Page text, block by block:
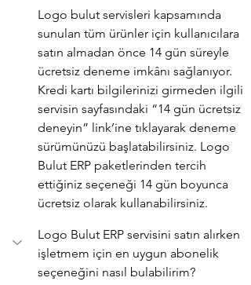
Logo bulut servisleri kapsamında
sunulan tüm ürünler için kullanıcılara
satın almadan önce 14 gün süreyle
ücretsiz deneme imkânı sağlanıyor.
Kredi kartı bilgilerinizi girmeden ilgili
servisin sayfasındaki “14 gün ücretsiz
deneyin” link’ine tıklayarak deneme
sürümünüzü başlatabilirsiniz. Logo
Bulut ERP paketlerinden tercih
ettiğiniz seçeneği 14 gün boyunca
ücretsiz olarak kullanabilirsiniz.
Logo Bulut ERP servisini satın alırken
işletmem için en uygun abonelik
seçeneğini nasıl bulabilirim?